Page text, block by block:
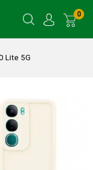
0
Lite 5G